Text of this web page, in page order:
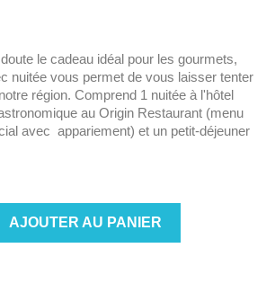
le cadeau idéal pour les gourmets,
nuitée vous permet de vous laisser tenter
région. Comprend 1 nuitée à l'hôtel
au Origin Restaurant (menu
avec appariement) et un petit-déjeuner
AJOUTER AU PANIER